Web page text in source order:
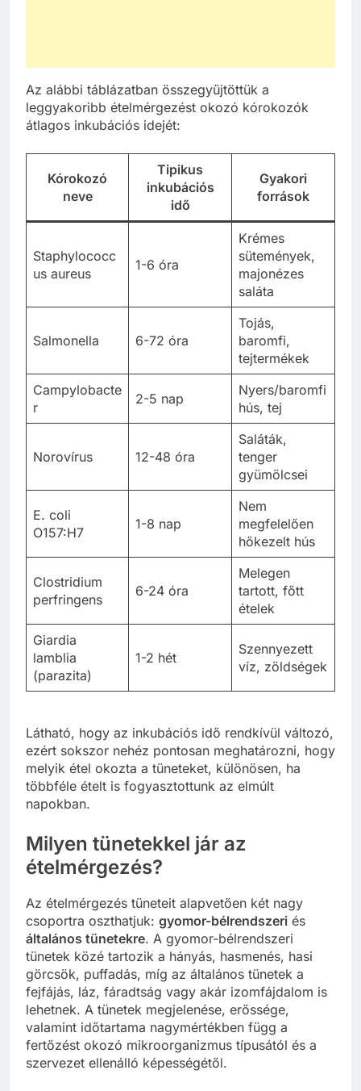
Az alábbi táblázatban összegyűjtöttük a
leggyakoribb ételmérgezést okozó kórokozók
átlagos inkubációs idejét:
Kórokozó
neve
Tipikus
inkubációs
idő
Gyakori
források
Staphylococc
us aureus
1-6 óra
Krémes
sütemények,
majonézes
saláta
Salmonella 6-72 óra
Tojás,
baromfi,
tejtermékek
Campylobacte
r
2-5 nap
Nyers/baromfi
hús, tej
Norovírus 12-48 óra
Saláták,
tenger
gyümölcsei
E. coli
O157:H7
1-8 nap
Nem
megfelelően
hőkezelt hús
Clostridium
perfringens
6-24 óra
Melegen
tartott, főtt
ételek
Giardia
lamblia
(parazita)
1-2 hét
Szennyezett
víz, zöldségek
Látható, hogy az inkubációs idő rendkívül változó,
ezért sokszor nehéz pontosan meghatározni, hogy
melyik étel okozta a tüneteket, különösen, ha
többféle ételt is fogyasztottunk az elmúlt
napokban.
Milyen tünetekkel jár az
ételmérgezés?
Az ételmérgezés tüneteit alapvetően két nagy
csoportra oszthatjuk: gyomor-bélrendszeri és
általános tünetekre. A gyomor-bélrendszeri
tünetek közé tartozik a hányás, hasmenés, hasi
görcsök, puffadás, míg az általános tünetek a
fejfájás, láz, fáradtság vagy akár izomfájdalom is
lehetnek. A tünetek megjelenése, erőssége,
valamint időtartama nagymértékben függ a
fertőzést okozó mikroorganizmus típusától és a
szervezet ellenálló képességétől.